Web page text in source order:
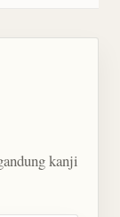
kanji